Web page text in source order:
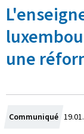
l
une
Communiqué C